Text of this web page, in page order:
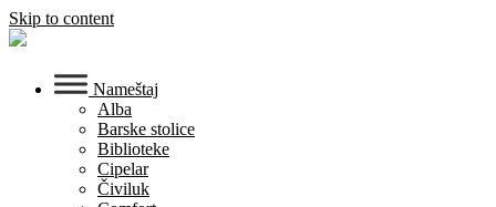
Skip to content
Nameštaj
Alba
Barske stolice
Biblioteke
Cipelar
Čiviluk